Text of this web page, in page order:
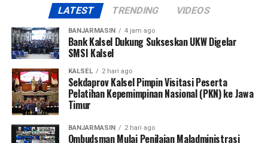
LATEST TRENDING VIDEOS
BANJARMASIN 4 jam ago
Bank Kalsel Dukung Sukseskan UKW Digelar
SMSI Kalsel
KALSEL 2 hari ago
Sekdaprov Kalsel Pimpin Visitasi Peserta
Pelatihan Kepemimpinan Nasional (PKN) ke Jawa
Timur
BANJARMASIN 2 hari ago
Ombudsman Mulai Penilaian Maladministrasi